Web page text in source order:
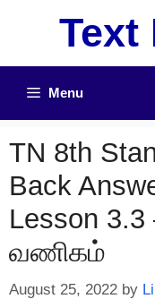
Text
Menu
TN 8th
Back
Lesson
வணிகம்
August 25, 2022 by